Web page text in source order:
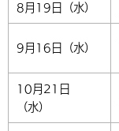
8月19日（水）
9月16日（水）
10月21日
（水）